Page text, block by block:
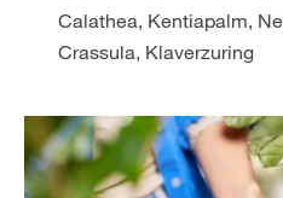
Calathea, Kentiapalm,
Crassula, Klaverzuring